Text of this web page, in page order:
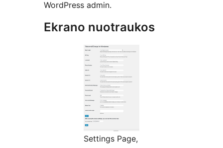
WordPress admin.
Ekrano nuotraukos
Settings Page,